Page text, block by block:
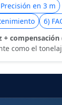
en 3 m
6)
+
como el